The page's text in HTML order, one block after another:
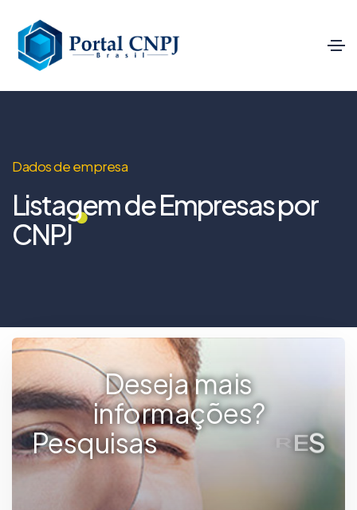
Dados de empresa
Listagem de Empresas por
CNPJ
Deseja mais
informações?
Pesquisasd F